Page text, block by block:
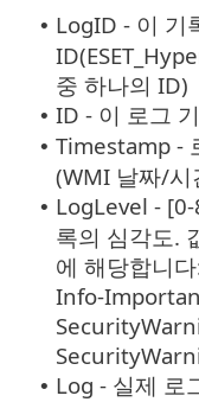
• LogID - 이 기
중 하나의 ID)
• ID - 이 로그
• Timestamp -
(WMI 날짜/시
• LogLevel -
록의 심각도.
에 해당합니
Info-
• Log - 실제 로